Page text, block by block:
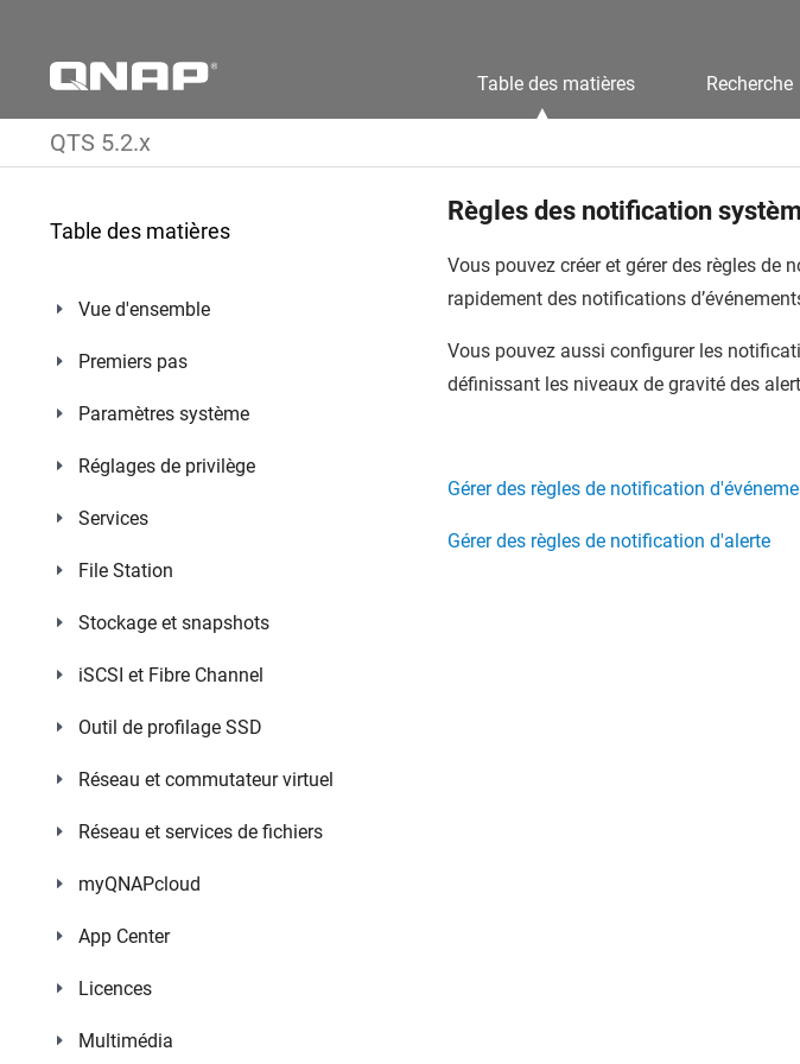
Table des matières Recherche
QTS 5.2.x
Table des matières
Vue d'ensemble
Premiers pas
Paramètres système
Réglages de privilège
Services
File Station
Stockage et snapshots
iSCSI et Fibre Channel
Outil de profilage SSD
Réseau et commutateur virtuel
Réseau et services de fichiers
myQNAPcloud
App Center
Licences
Multimédia
Règles des notification
Vous pouvez créer et gérer des règles de
rapidement des notifications
Vous pouvez aussi configurer les
définissant les niveaux de gravité des
Gérer des règles de notification
Gérer des règles de notification d'alerte